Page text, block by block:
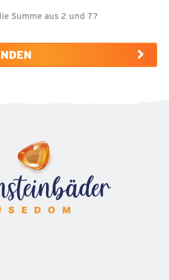
Summe aus 2 und 7?